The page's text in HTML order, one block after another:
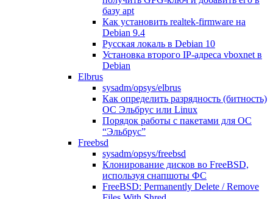
базу apt
Как установить realtek-firmware на
Debian 9.4
Русская локаль в Debian 10
Установка второго IP-адреса vboxnet в
Debian
Elbrus
sysadm/opsys/elbrus
Как определить разрядность (битность)
ОС Эльбрус или Linux
Порядок работы с пакетами для ОС
“Эльбрус”
Freebsd
sysadm/opsys/freebsd
Клонирование дисков во FreeBSD,
используя снапшоты ФС
FreeBSD: Permanently Delete / Remove